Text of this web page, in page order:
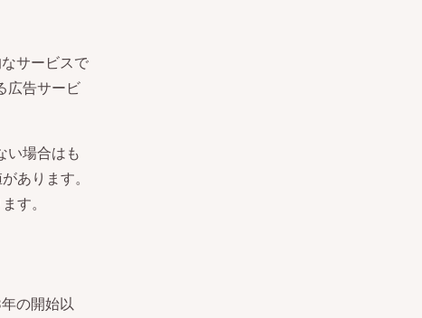
サービスで
広告サービ
い場合はも
あります。
す。
の開始以